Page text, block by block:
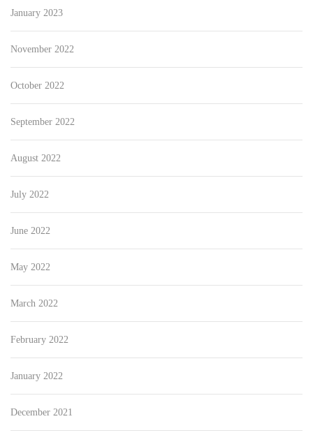
January 2023
November 2022
October 2022
September 2022
August 2022
July 2022
June 2022
May 2022
March 2022
February 2022
January 2022
December 2021